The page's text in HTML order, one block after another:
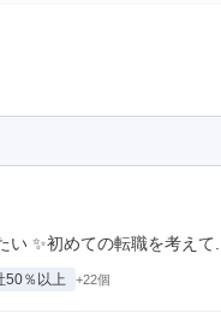
✨初めての転職を考えて...
50％以上 +22個